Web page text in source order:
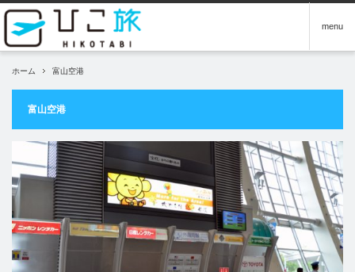
menu
ホーム 富山空港
富山空港